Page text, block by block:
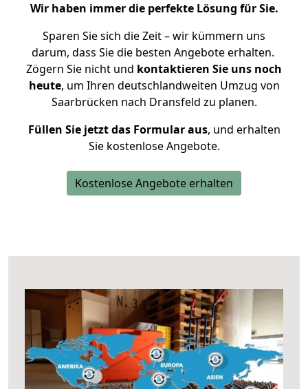
Wir haben immer die perfekte Lösung für Sie.
Sparen Sie sich die Zeit – wir kümmern uns
darum, dass Sie die besten Angebote erhalten.
Zögern Sie nicht und kontaktieren Sie uns noch
heute, um Ihren deutschlandweiten Umzug von
Saarbrücken nach Dransfeld zu planen.
Füllen Sie jetzt das Formular aus, und erhalten
Sie kostenlose Angebote.
Kostenlose Angebote erhalten